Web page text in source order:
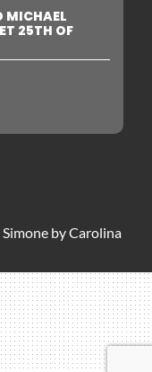
MICHAEL
25TH OF
byCarolina